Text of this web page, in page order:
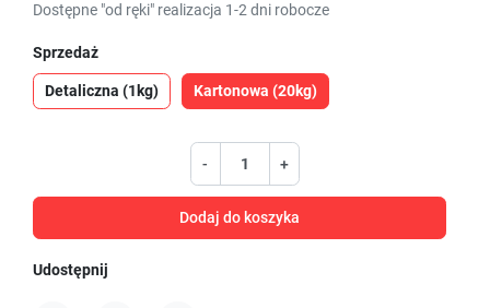
Dostępne "od ręki" realizacja 1-2 dni robocze
Sprzedaż
Detaliczna (1kg) Kartonowa (20kg)
- +
Dodaj do koszyka
Udostępnij